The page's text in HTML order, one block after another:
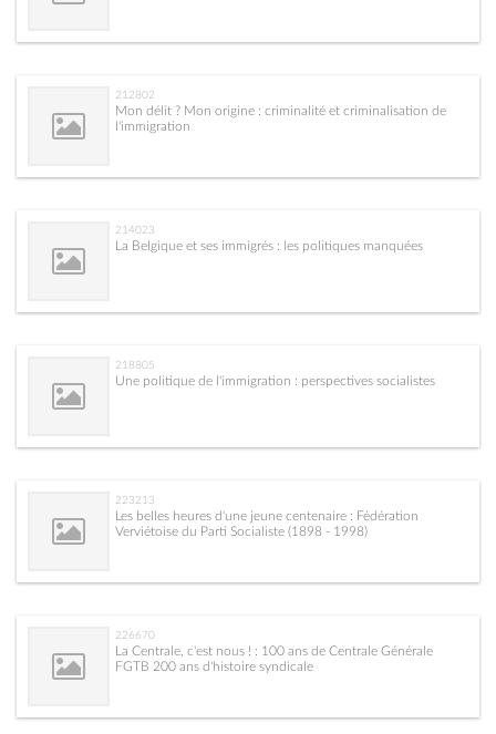
212802
Mon délit ? Mon origine : criminalité et criminalisation de
l'immigration
214023
La Belgique et ses immigrés : les politiques manquées
218805
Une politique de l'immigration : perspectives socialistes
223213
Les belles heures d'une jeune centenaire : Fédération
Verviétoise du Parti Socialiste (1898 - 1998)
226670
La Centrale, c'est nous ! : 100 ans de Centrale Générale
FGTB 200 ans d'histoire syndicale